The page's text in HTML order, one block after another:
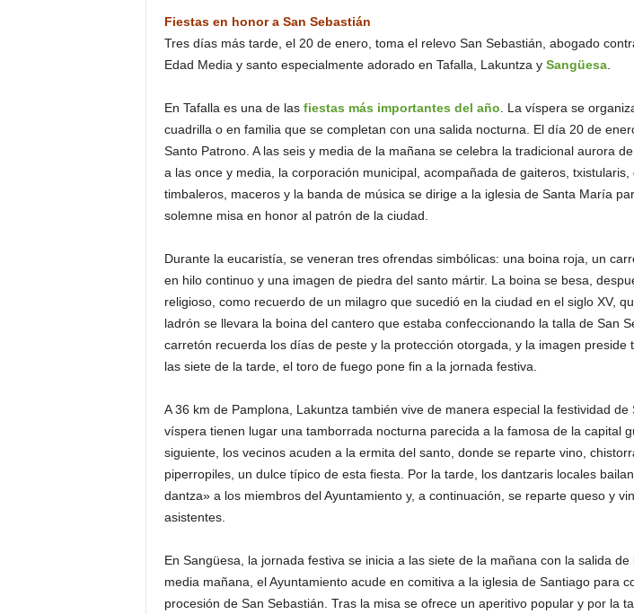
Fiestas en honor a San Sebastián
Tres días más tarde, el 20 de enero, toma el relevo San Sebastián, abogado
Edad Media y santo especialmente adorado en Tafalla, Lakuntza y Sangüesa.
En Tafalla es una de las fiestas más importantes del año . La víspera se
cuadrilla o en familia que se completan con una salida nocturna. El día 20 de
Santo Patrono. A las seis y media de la mañana se celebra la tradicional aurora
a las once y media, la corporación municipal, acompañada de gaiteros, txistularis,
timbaleros, maceros y la banda de música se dirige a la iglesia de Santa María
solemne misa en honor al patrón de la ciudad.
Durante la eucaristía, se veneran tres ofrendas simbólicas: una boina roja, un
en hilo continuo y una imagen de piedra del santo mártir. La boina se besa,
religioso, como recuerdo de un milagro que sucedió en la ciudad en el siglo XV,
ladrón se llevara la boina del cantero que estaba confeccionando la talla de San
carretón recuerda los días de peste y la protección otorgada, y la imagen preside
las siete de la tarde, el toro de fuego pone fin a la jornada festiva.
A 36 km de Pamplona, Lakuntza también vive de manera especial la festividad de
víspera tienen lugar una tamborrada nocturna parecida a la famosa de la capital
siguiente, los vecinos acuden a la ermita del santo, donde se reparte vino,
piperropiles, un dulce típico de esta fiesta. Por la tarde, los dantzaris locales
dantza» a los miembros del Ayuntamiento y, a continuación, se reparte queso y
asistentes.
En Sangüesa, la jornada festiva se inicia a las siete de la mañana con la salida de
media mañana, el Ayuntamiento acude en comitiva a la iglesia de Santiago para
procesión de San Sebastián. Tras la misa se ofrece un aperitivo popular y por la